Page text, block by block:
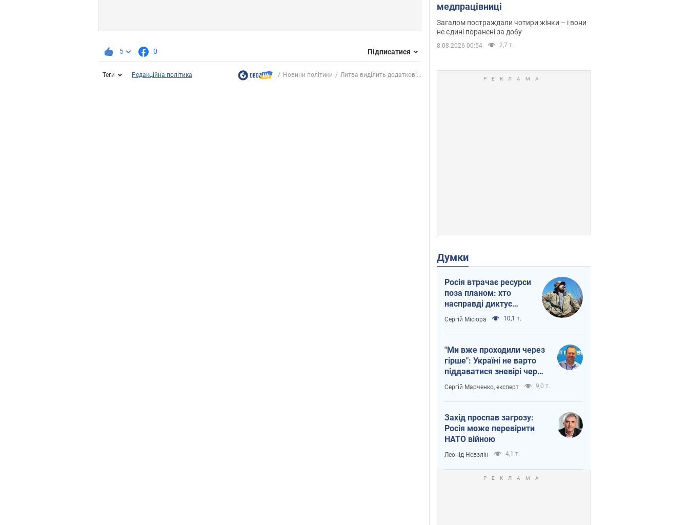
5 0 Підписатися
Теги Редакційна політика Новини політики Литва виділить додаткові...
медпрацівниці
Загалом постраждали чотири жінки – і вони
не єдині поранені за добу
8.08.2026 00:54 2,7 т.
Думки
Росія втрачає ресурси
поза планом: хто
насправді диктує
темп війни
Сергій Місюра 10,1 т.
"Ми вже проходили через
гірше": Україні не варто
піддаватися зневірі через
ракетний терор
Сергій Марченко, експерт 9,0 т.
Захід проспав загрозу:
Росія може перевірити
НАТО війною
Леонід Невзлін 4,1 т.